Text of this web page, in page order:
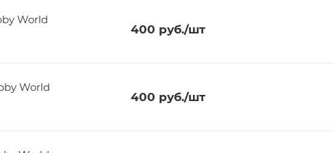
World
400 руб./шт
World
400 руб./шт